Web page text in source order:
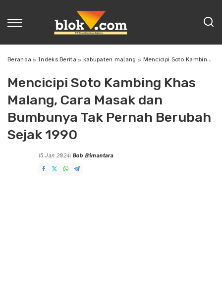
Beranda »Indeks Berita » kabupaten malang » Mencicipi Soto Kambing Khas Malang, Cara Masak dan Bumbunya Tak Pernah Berubah Sejak 1990
Mencicipi Soto Kambing Khas
Malang, Cara Masak dan
Bumbunya Tak Pernah Berubah
Sejak 1990
15 Jan 2024
Posted
by
Bob Bimantara